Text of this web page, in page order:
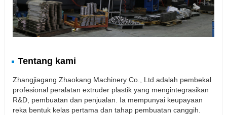
Tentang kami
Zhangjiagang Zhaokang Machinery Co., Ltd.adalah pembekal
profesional peralatan extruder plastik yang mengintegrasikan
R&D, pembuatan dan penjualan. Ia mempunyai keupayaan
reka bentuk kelas pertama dan tahap pembuatan canggih.